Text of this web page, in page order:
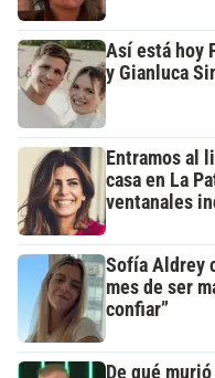
Así está hoy
y Gianluca
Entramos al
casa en La
ventanales
Sofía Aldrey
mes de ser
confiar”
De qué